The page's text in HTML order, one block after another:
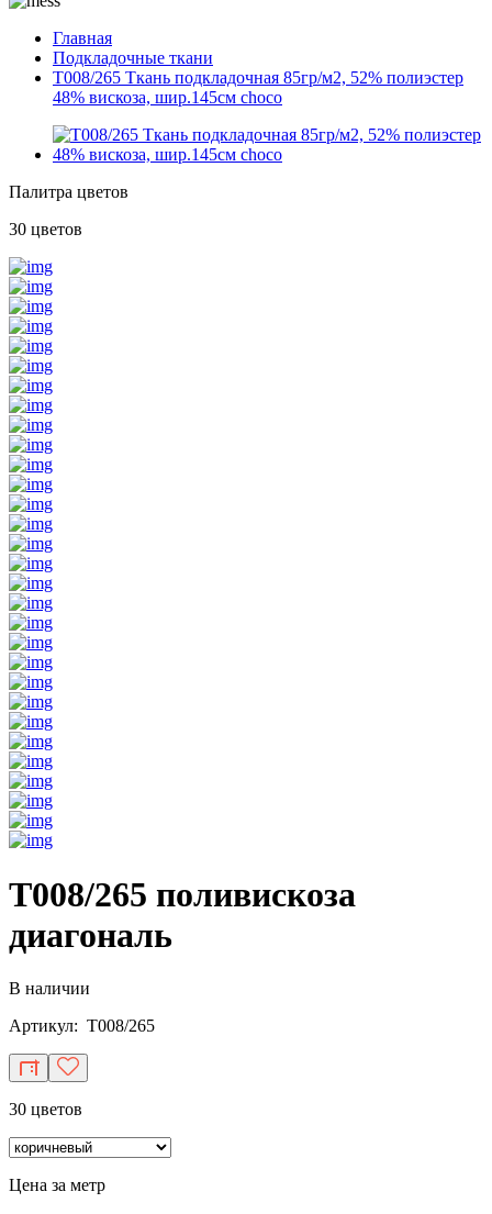
Главная
Подкладочные ткани
T008/265 Ткань подкладочная 85гр/м2, 52% полиэстер
48% вискоза, шир.145см choco
Палитра цветов
30 цветов
T008/265 поливискоза
диагональ
В наличии
Артикул: T008/265
30 цветов
Цена за метр